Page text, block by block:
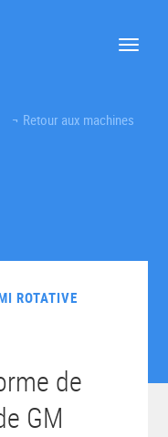
Ouvrir
Retour aux machines
ROTATIVE
de
GM